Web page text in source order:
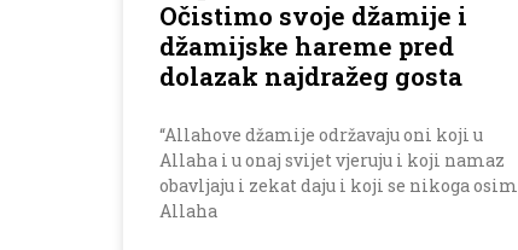
Očistimo svoje džamije i
džamijske hareme pred
dolazak najdražeg gosta
“Allahove džamije održavaju oni koji u
Allaha i u onaj svijet vjeruju i koji namaz
obavljaju i zekat daju i koji se nikoga osim
Allaha